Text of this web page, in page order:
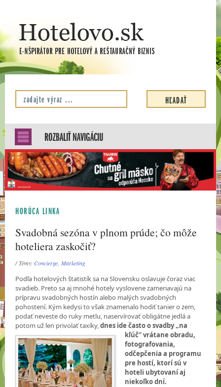
ROZBALIŤ NAVIGÁCIU
HORÚCA LINKA
Svadobná sezóna v plnom prúde; čo môže
hoteliera zaskočiť?
/ Témy: Concierge ,Marketing
Podľa hotelových štatistík sa na Slovensku oslavuje čoraz viac
svadieb. Preto sa aj mnohé hotely vyslovene zameriavajú na
prípravu svadobných hostín alebo malých svadobných
pohostení. Kým kedysi to však znamenalo hodiť tanier o zem,
podať neveste do ruky metlu, naservírovať obligátne jedlá a
potom už len privolať taxíky,dnes ide často o svadby „na
kľúč“vrátane obradu,
fotografovania,
odčepčenia a programu
pre hostí, ktorí sú v
hoteli ubytovaní aj
niekoľko dní.